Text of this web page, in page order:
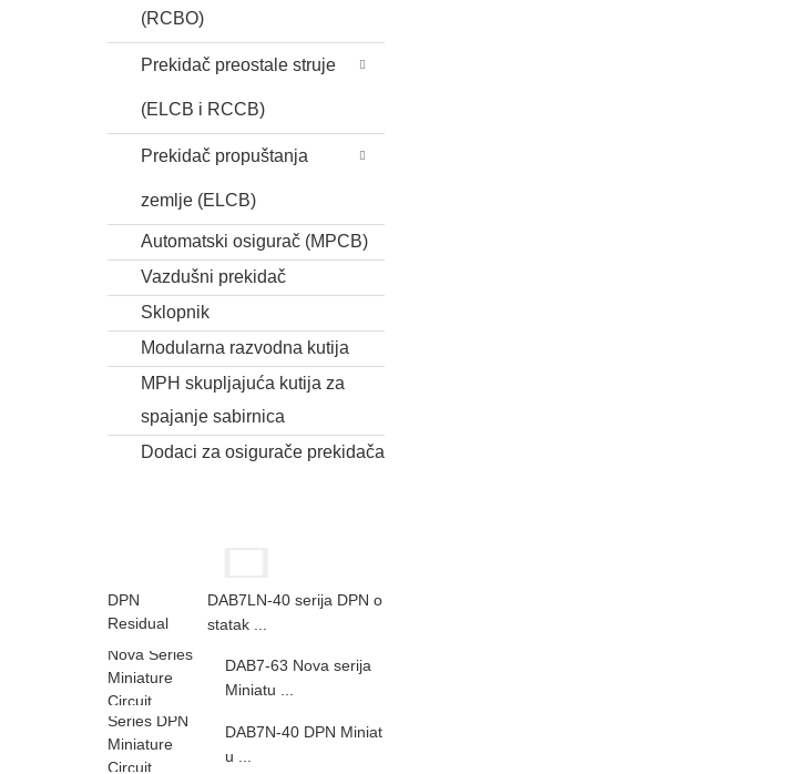
(RCBO)
Prekidač preostale struje
(ELCB i RCCB)
Prekidač propuštanja
zemlje (ELCB)
Automatski osigurač (MPCB)
Vazdušni prekidač
Sklopnik
Modularna razvodna kutija
MPH skupljajuća kutija za
spajanje sabirnica
Dodaci za osigurače prekidača
DAB7LN-40 serija DPN o
statak ...
DAB7-63 Nova serija
Miniatu ...
DAB7N-40 DPN Miniat
u ...